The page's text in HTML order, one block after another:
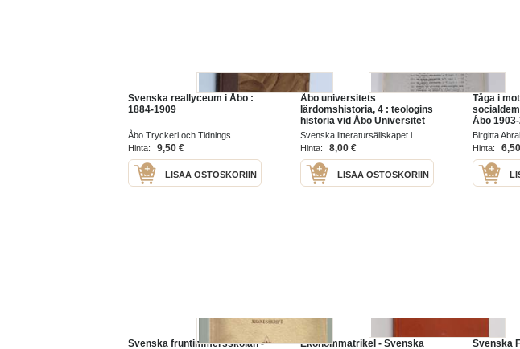
Svenska reallyceum i Åbo :
1884-1909
Åbo Tryckeri och Tidnings
Aktiebolag 1910
Hinta: 9,50 €
LISÄÄ OSTOSKORIIN
Åbo universitets
lärdomshistoria, 4 : teologins
historia vid Åbo Universitet
Svenska litteratursällskapet i
Finland 1893
Hinta: 8,00 €
LISÄÄ OSTOSKORIIN
Tåga i
Åbo
Birgitta
2003
Hinta:
Svenska fruntimmersskolan -
Ekonommatrikel - Svenska
Svenska